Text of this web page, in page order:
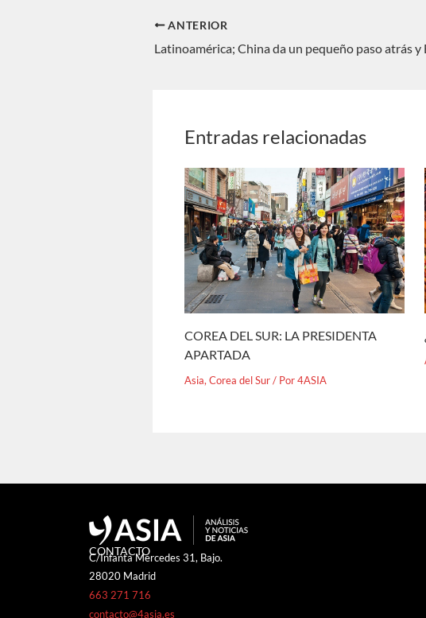
ANTERIOR
Entradas relacionadas
COREA DEL SUR: LA PRESIDENTA
APARTADA
Asia, Corea del Sur/ Por4ASIA
CONTACTO
C/Infanta Mercedes 31, Bajo.
28020 Madrid
663 271 716
contacto@4asia.es